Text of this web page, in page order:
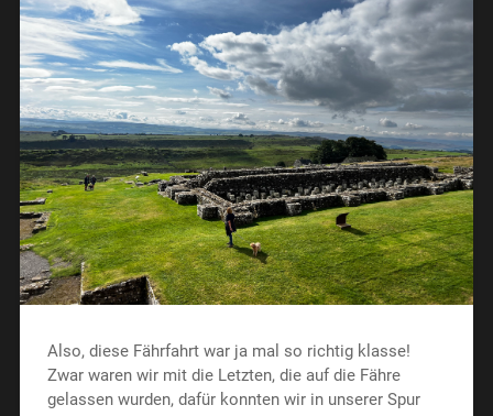
Also, diese Fährfahrt war ja mal so richtig klasse!
Zwar waren wir mit die Letzten, die auf die Fähre
gelassen wurden, dafür konnten wir in unserer Spur